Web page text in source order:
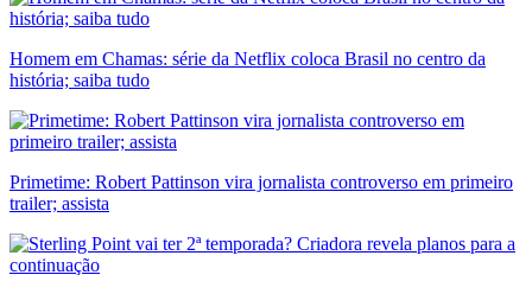
Homem em Chamas: série da Netflix coloca Brasil no centro da
história; saiba tudo
Primetime: Robert Pattinson vira jornalista controverso em primeiro
trailer; assista